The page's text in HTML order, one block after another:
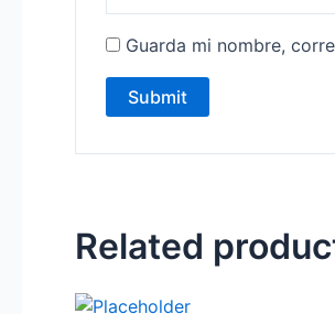
Guarda mi nombre,
Related